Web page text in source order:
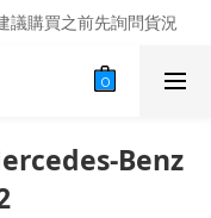
議購買之前先詢問貨況
議購買之前先詢問貨況
安全有保障
Benz